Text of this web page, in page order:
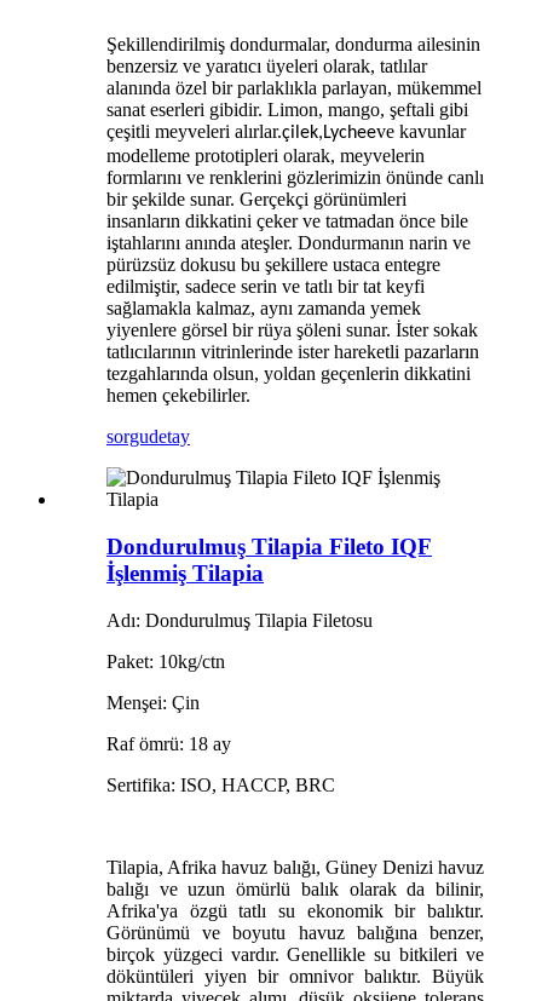
Şekillendirilmiş dondurmalar, dondurma ailesinin
benzersiz ve yaratıcı üyeleri olarak, tatlılar
alanında özel bir parlaklıkla parlayan, mükemmel
sanat eserleri gibidir. Limon, mango, şeftali gibi
çeşitli meyveleri alırlar.çilek,Lycheeve kavunlar
modelleme prototipleri olarak, meyvelerin
formlarını ve renklerini gözlerimizin önünde canlı
bir şekilde sunar. Gerçekçi görünümleri
insanların dikkatini çeker ve tatmadan önce bile
iştahlarını anında ateşler. Dondurmanın narin ve
pürüzsüz dokusu bu şekillere ustaca entegre
edilmiştir, sadece serin ve tatlı bir tat keyfi
sağlamakla kalmaz, aynı zamanda yemek
yiyenlere görsel bir rüya şöleni sunar. İster sokak
tatlıcılarının vitrinlerinde ister hareketli pazarların
tezgahlarında olsun, yoldan geçenlerin dikkatini
hemen çekebilirler.​
sorgudetay
Dondurulmuş Tilapia Fileto IQF
İşlenmiş Tilapia
Adı: Dondurulmuş Tilapia Filetosu
Paket: 10kg/ctn
Menşei: Çin
Raf ömrü: 18 ay
Sertifika: ISO, HACCP, BRC
Tilapia, Afrika havuz balığı, Güney Denizi havuz
balığı ve uzun ömürlü balık olarak da bilinir,
Afrika'ya özgü tatlı su ekonomik bir balıktır.
Görünümü ve boyutu havuz balığına benzer,
birçok yüzgeci vardır. Genellikle su bitkileri ve
döküntüleri yiyen bir omnivor balıktır. Büyük